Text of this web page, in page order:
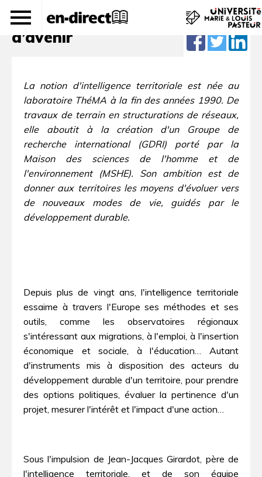
L’intelligence territoriale, enjeu
d’avenir
La notion d'intelligence territoriale est née au
laboratoire ThéMA à la fin des années 1990. De
travaux de terrain en structurations de réseaux,
elle aboutit à la création d'un Groupe de
recherche international (GDRI) porté par la
Maison des sciences de l'homme et de
l'environnement (MSHE). Son ambition est de
donner aux territoires les moyens d'évoluer vers
de nouveaux modes de vie, guidés par le
développement durable.
Depuis plus de vingt ans, l'intelligence territoriale
essaime à travers l'Europe ses méthodes et ses
outils, comme les observatoires régionaux
s'intéressant aux migrations, à l'emploi, à l'insertion
économique et sociale, à l'éducation… Autant
d'instruments mis à disposition des acteurs du
développement durable d'un territoire, pour prendre
des options politiques, évaluer la pertinence d'un
projet, mesurer l'intérêt et l'impact d'une action…
Sous l'impulsion de Jean-Jacques Girardot, père de
l'intelligence territoriale, et de son équipe